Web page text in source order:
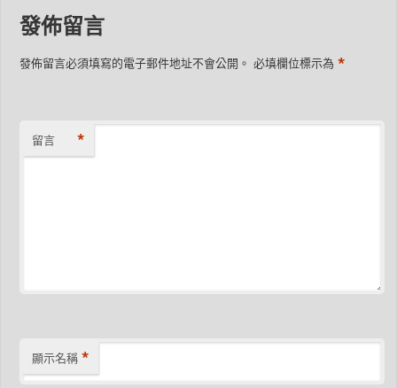
發佈留言
發佈留言必須填寫的電子郵件地址不會公開。 必填欄位標示為*
留言 *
顯示名稱 *